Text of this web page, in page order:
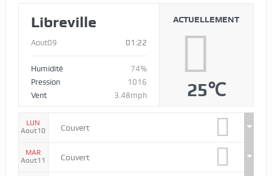
Libreville
Aout09 01:22
Humidité
74%
Pression
1016
Vent
3.48mph
ACTUELLEMENT
25℃
LUN
Aout10
Couvert
MAR
Aout11
Couvert